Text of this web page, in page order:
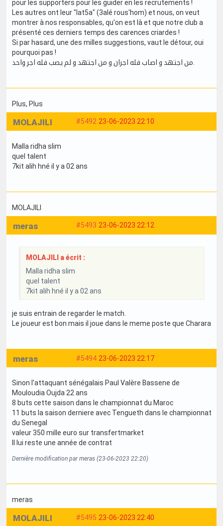
pour les supporters pour les guider en les recrutements !
Les autres ont leur "lat5a" (3alé rous'hom) et nous, on veut
montrer à nos responsables, qu'on est là et que notre club a
présenté ces derniers temps des carences criardes !
Si par hasard, une des milles suggestions, vaut le détour, oui
pourquoi pas !
Plus, Plus
#5492 23-06-2023 22:10
MOLAJILI
Malla ridha slim
quel talent
7kit alih hné il y a 02 ans
MOLAJILI
#5493 23-06-2023 22:12
meras
MOLAJILI a écrit :
Malla ridha slim
quel talent
7kit alih hné il y a 02 ans
je suis entrain de regarder le match.
Le joueur est bon mais il joue dans le meme poste que Charara
#5494 23-06-2023 22:17
meras
Sinon l'attaquant sénégalais Paul Valère Bassene de
Mouloudia Oujda 22 ans
8 buts cette saison dans le championnat du Maroc
11 buts la saison derniere avec Tengueth dans le championnat
du Senegal
valeur 350 mille euro sur transfertmarket
Il lui reste une année de contrat
Dernière modification par meras (23-06-2023 22:20)
meras
#5495 23-06-2023 22:40
MOLAJILI